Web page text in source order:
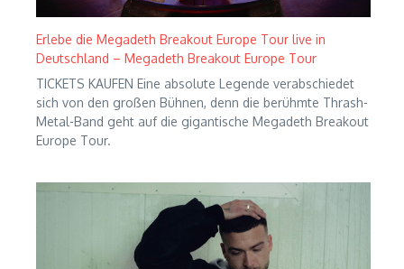
Erlebe die Megadeth Breakout Europe Tour live in
Deutschland – Megadeth Breakout Europe Tour
TICKETS KAUFEN Eine absolute Legende verabschiedet
sich von den großen Bühnen, denn die berühmte Thrash-
Metal-Band geht auf die gigantische Megadeth Breakout
Europe Tour.